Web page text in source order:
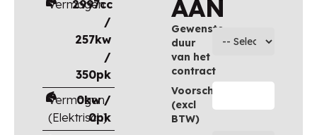
Vermogen
2997cc
/
257kw
/
350pk
Vermogen
(Elektrisch)
0kw /
0pk
AAN
Gewenste
duur
van het
contract
Voorschot
(excl
BTW)